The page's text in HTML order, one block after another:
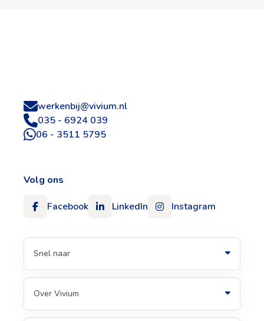
werkenbij@vivium.nl
035 - 6924 039
06 - 3511 5795
Snel naar
Over Vivium
Volg ons
Facebook LinkedIn Instagram